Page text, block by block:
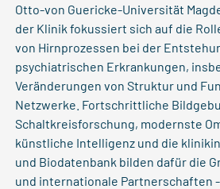
Otto-von Guericke-Universität
der Klinik fokussiert sich auf die
von Hirnprozessen bei der
psychiatrischen Erkrankungen,
Veränderungen von Struktur und
Netzwerke. Fortschrittliche
Schaltkreisforschung, modernste
künstliche Intelligenz und die
und Biodatenbank bilden dafür die
und internationale Partnerschaften